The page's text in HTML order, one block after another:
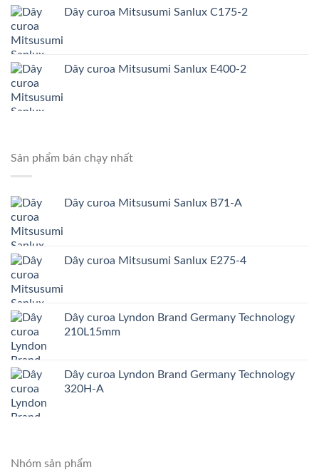
Dây curoa Mitsusumi Sanlux C175-2
Dây curoa Mitsusumi Sanlux E400-2
Sản phẩm bán chạy nhất
Dây curoa Mitsusumi Sanlux B71-A
Dây curoa Mitsusumi Sanlux E275-4
Dây curoa Lyndon Brand Germany Technology
210L15mm
Dây curoa Lyndon Brand Germany Technology
320H-A
Nhóm sản phẩm